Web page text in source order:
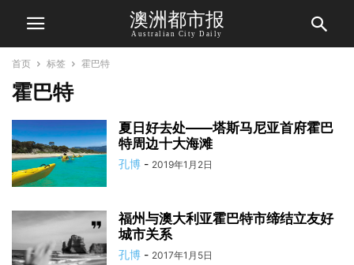
澳洲都市报
Australian City Daily
首页 标签 霍巴特
霍巴特
夏日好去处——塔斯马尼亚首府霍巴
特周边十大海滩
孔博 - 2019年1月2日
福州与澳大利亚霍巴特市缔结立友好
城市关系
孔博 - 2017年1月5日